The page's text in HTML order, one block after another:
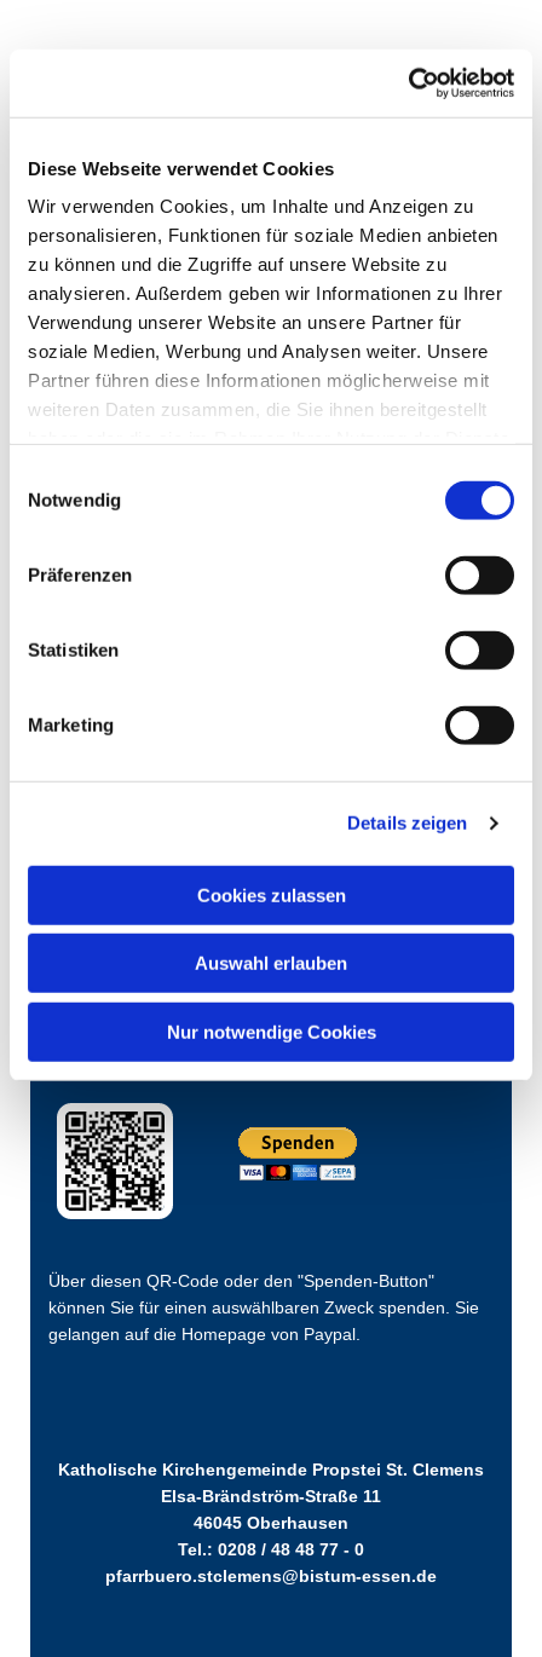
Diese Webseite verwendet Cookies
Wir verwenden Cookies, um Inhalte und Anzeigen zu
personalisieren, Funktionen für soziale Medien anbieten
zu können und die Zugriffe auf unsere Website zu
analysieren. Außerdem geben wir Informationen zu Ihrer
Verwendung unserer Website an unsere Partner für
soziale Medien, Werbung und Analysen weiter. Unsere
Partner führen diese Informationen möglicherweise mit
weiteren Daten zusammen, die Sie ihnen bereitgestellt
Notwendig
Präferenzen
Statistiken
Marketing
Details zeigen
Cookies zulassen
Auswahl erlauben
Nur notwendige Cookies
Dies könnte Sie auch
interessieren
Über diesen QR-Code oder den "Spenden-Button"
können Sie für einen auswählbaren Zweck spenden. Sie
gelangen auf die Homepage von Paypal.
Katholische Kirchengemeinde Propstei St. Clemens
Elsa-Brändström-Straße 11
46045 Oberhausen
Tel.: 0208 / 48 48 77 - 0
pfarrbuero.stclemens@bistum-essen.de